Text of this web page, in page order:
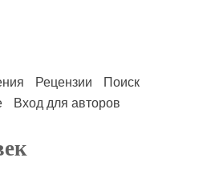
Рецензии
Поиск
Вход для авторов